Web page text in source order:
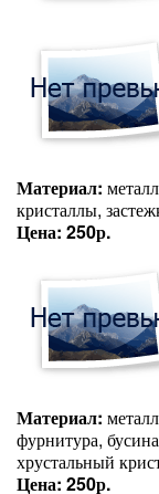
Материал:
кристаллы,
Цена: 250р.
Материал:
фурнитура,
хрустальный
Цена: 250р.